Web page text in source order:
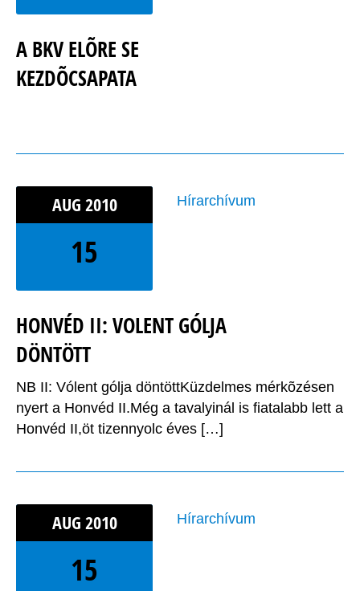
A BKV ELÕRE SE
KEZDÕCSAPATA
AUG 2010
15
Hírarchívum
HONVÉD II: VOLENT GÓLJA
DÖNTÖTT
NB II: Vólent gólja döntöttKüzdelmes mérkõzésen
nyert a Honvéd II.Még a tavalyinál is fiatalabb lett a
Honvéd II,öt tizennyolc éves […]
AUG 2010
15
Hírarchívum